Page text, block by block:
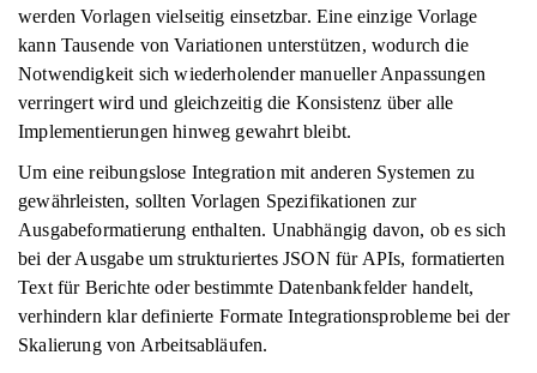
werden Vorlagen vielseitig einsetzbar. Eine einzige Vorlage
kann Tausende von Variationen unterstützen, wodurch die
Notwendigkeit sich wiederholender manueller Anpassungen
verringert wird und gleichzeitig die Konsistenz über alle
Implementierungen hinweg gewahrt bleibt.
Um eine reibungslose Integration mit anderen Systemen zu
gewährleisten, sollten Vorlagen Spezifikationen zur
Ausgabeformatierung enthalten. Unabhängig davon, ob es sich
bei der Ausgabe um strukturiertes JSON für APIs, formatierten
Text für Berichte oder bestimmte Datenbankfelder handelt,
verhindern klar definierte Formate Integrationsprobleme bei der
Skalierung von Arbeitsabläufen.